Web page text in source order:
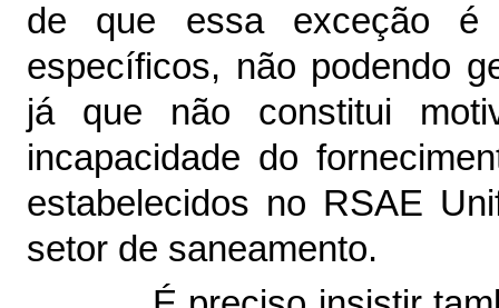
de que essa exceção é
específicos, não podendo
já que não constitui
incapacidade do
estabelecidos no RSAE
setor de saneamento.